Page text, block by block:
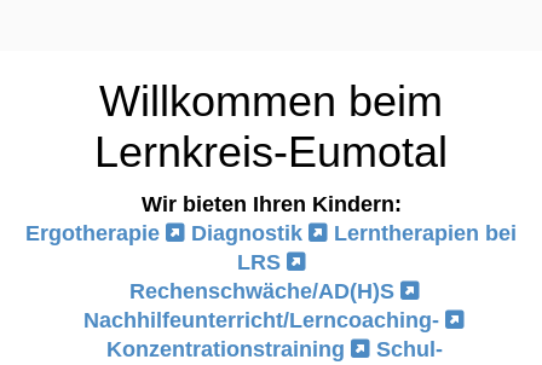
Willkommen beim
Lernkreis-Eumotal
Wir bieten Ihren Kindern:
Ergotherapie
Diagnostik
Lerntherapien bei
LRS
Rechenschwäche/AD(H)S
Nachhilfeunterricht/Lerncoaching-
Konzentrationstraining
Schul-